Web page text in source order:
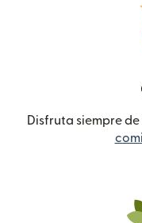
Disfruta siempre